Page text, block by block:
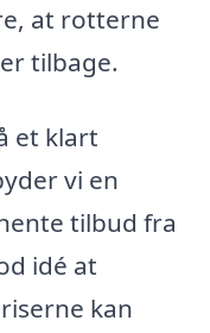
at rotterne
tilbage.
et klart
vi en
tilbud fra
idé at
kan